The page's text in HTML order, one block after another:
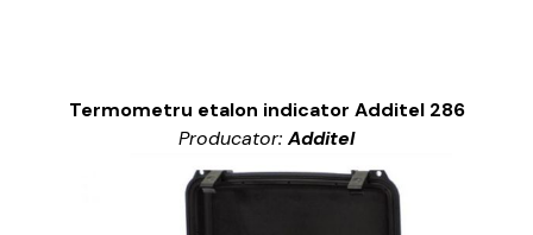
Termometru etalon indicator Additel 286
Producator:Additel